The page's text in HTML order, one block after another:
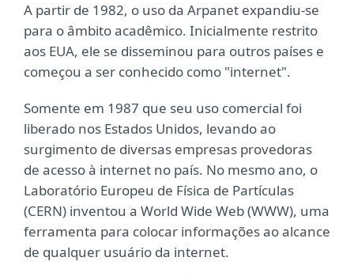
A partir de 1982, o uso da Arpanet expandiu-se
para o âmbito acadêmico. Inicialmente restrito
aos EUA, ele se disseminou para outros países e
começou a ser conhecido como "internet".
Somente em 1987 que seu uso comercial foi
liberado nos Estados Unidos, levando ao
surgimento de diversas empresas provedoras
de acesso à internet no país. No mesmo ano, o
Laboratório Europeu de Física de Partículas
(CERN) inventou a World Wide Web (WWW), uma
ferramenta para colocar informações ao alcance
de qualquer usuário da internet.